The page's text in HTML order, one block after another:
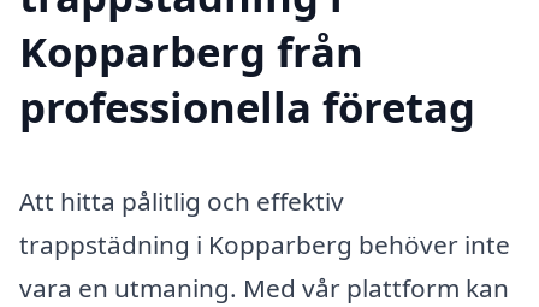
Kopparberg från
professionella företag
Att hitta pålitlig och effektiv
trappstädning i Kopparberg behöver inte
vara en utmaning. Med vår plattform kan